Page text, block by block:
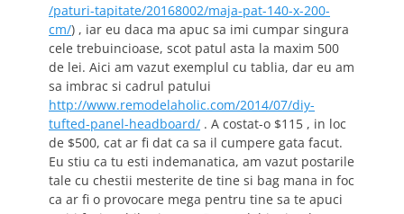
/paturi-tapitate/20168002/maja-pat-140-x-200-
cm/) , iar eu daca ma apuc sa imi cumpar singura
cele trebuincioase, scot patul asta la maxim 500
de lei. Aici am vazut exemplul cu tablia, dar eu am
sa imbrac si cadrul patului
http://www.remodelaholic.com/2014/07/diy-
tufted-panel-headboard/ . A costat-o $115 , in loc
de $500, cat ar fi dat ca sa il cumpere gata facut.
Eu stiu ca tu esti indemanatica, am vazut postarile
tale cu chestii mesterite de tine si bag mana in foc
ca ar fi o provocare mega pentru tine sa te apuci